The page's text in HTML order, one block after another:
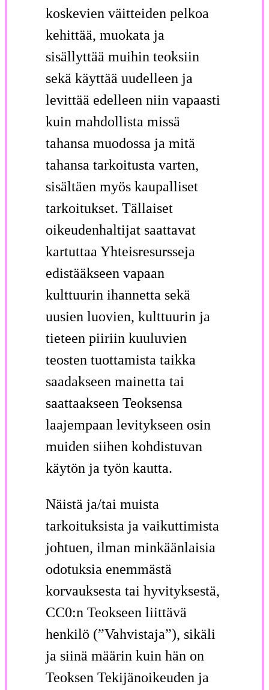
koskevien väitteiden pelkoa
kehittää, muokata ja
sisällyttää muihin teoksiin
sekä käyttää uudelleen ja
levittää edelleen niin vapaasti
kuin mahdollista missä
tahansa muodossa ja mitä
tahansa tarkoitusta varten,
sisältäen myös kaupalliset
tarkoitukset. Tällaiset
oikeudenhaltijat saattavat
kartuttaa Yhteisresursseja
edistääkseen vapaan
kulttuurin ihannetta sekä
uusien luovien, kulttuurin ja
tieteen piiriin kuuluvien
teosten tuottamista taikka
saadakseen mainetta tai
saattaakseen Teoksensa
laajempaan levitykseen osin
muiden siihen kohdistuvan
käytön ja työn kautta.
Näistä ja/tai muista
tarkoituksista ja vaikuttimista
johtuen, ilman minkäänlaisia
odotuksia enemmästä
korvauksesta tai hyvityksestä,
CC0:n Teokseen liittävä
henkilö (”Vahvistaja”), sikäli
ja siinä määrin kuin hän on
Teoksen Tekijänoikeuden ja